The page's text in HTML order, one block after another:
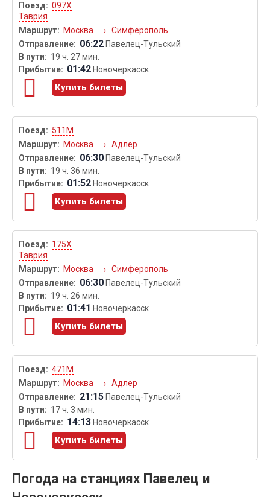
097Х
Таврия
Москва
→ Симферополь
06:22 Павелец-Тульский
19 ч. 27 мин.
01:42 Новочеркасск
Купить билеты
511М
Москва
→ Адлер
06:30 Павелец-Тульский
19 ч. 36 мин.
01:52 Новочеркасск
Купить билеты
175Х
Таврия
Москва
→ Симферополь
06:30 Павелец-Тульский
19 ч. 26 мин.
01:41 Новочеркасск
Купить билеты
471М
Москва
→ Адлер
21:15 Павелец-Тульский
17 ч. 3 мин.
14:13 Новочеркасск
Купить билеты
Погода на станциях Павелец и